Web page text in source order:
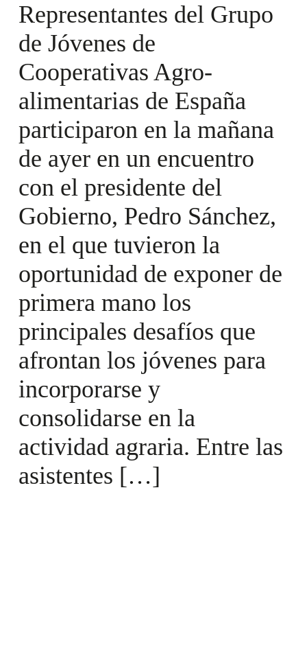
Representantes del Grupo
de Jóvenes de
Cooperativas Agro-
alimentarias de España
participaron en la mañana
de ayer en un encuentro
con el presidente del
Gobierno, Pedro Sánchez,
en el que tuvieron la
oportunidad de exponer de
primera mano los
principales desafíos que
afrontan los jóvenes para
incorporarse y
consolidarse en la
actividad agraria. Entre las
asistentes […]